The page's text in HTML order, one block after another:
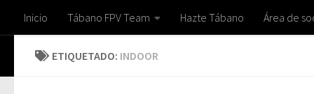
Saltar al contenido
Inicio Tábano FPV Team Hazte Tábano Área de
ETIQUETADO: INDOOR